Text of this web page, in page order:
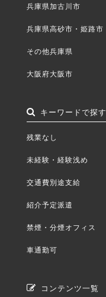
兵庫県加古川市
兵庫県高砂市・姫路市
その他兵庫県
大阪府大阪市
キーワードで探す
残業なし
未経験・経験浅め
交通費別途支給
紹介予定派遣
禁煙・分煙オフィス
車通勤可
コンテンツ一覧